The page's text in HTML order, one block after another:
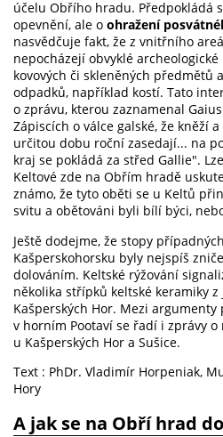
účelu Obřího hradu. Předpokládá
opevnění, ale o ohražení
nasvědčuje fakt, že z vnitřního
nepocházejí obvyklé
kovových či skleněných předmětů
odpadků, například kostí. Tato
o zprávu, kterou zaznamenal
Zápiscích o válce galské, že kněží
určitou dobu roční zasedají... na
kraj se pokládá za střed Gallie".
Keltové zde na Obřím hradě
známo, že tyto oběti se u Keltů
svitu a obětováni byli bílí býci,
Ještě dodejme, že stopy
Kašperskohorsku byly nejspíš
dolováním. Keltské rýžování
několika střípků keltské keramiky
Kašperských Hor. Mezi
v horním Pootaví se řadí i zprávy
u Kašperských Hor a Sušice.
Text : PhDr. Vladimír Horpeniak,
Hory
A jak se na Obří hrad